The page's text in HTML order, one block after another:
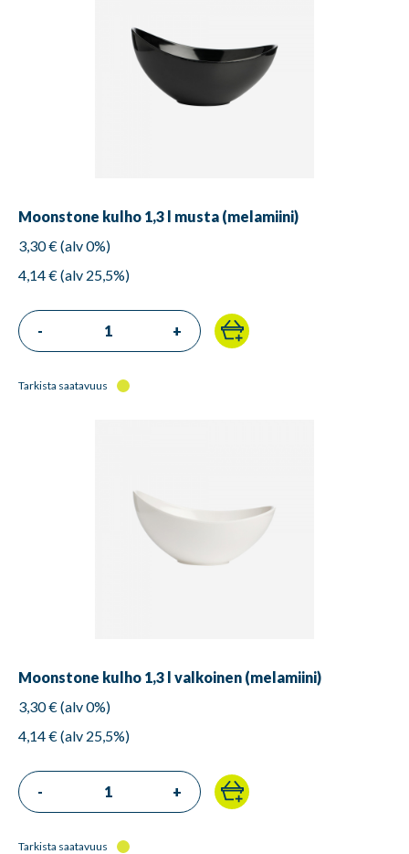
Moonstone kulho 1,3 l musta (melamiini)
3,30 € (alv 0%)
4,14 € (alv 25,5%)
- +
Tarkista saatavuus
Moonstone kulho 1,3 l valkoinen (melamiini)
3,30 € (alv 0%)
4,14 € (alv 25,5%)
- +
Tarkista saatavuus